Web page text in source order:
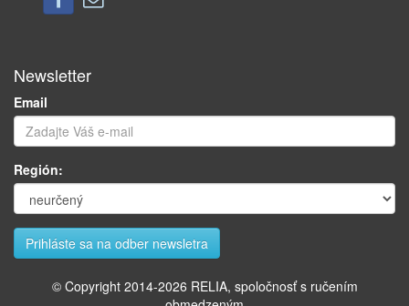
Newsletter
Email
Región:
© Copyright 2014-2026 RELIA, spoločnosť s ručením